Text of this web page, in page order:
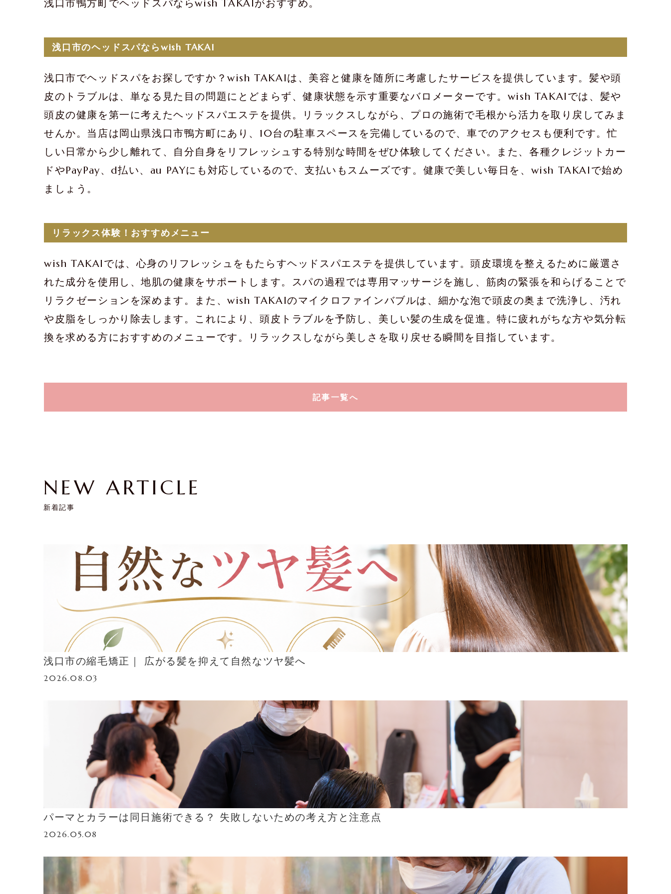
浅口市鴨方町でヘッドスパならwish TAKAIがおすすめ。
浅口市のヘッドスパならwish TAKAI
浅口市でヘッドスパをお探しですか？wish TAKAIは、美容と健康を随所に考慮したサービスを提供しています。髪や頭
皮のトラブルは、単なる見た目の問題にとどまらず、健康状態を示す重要なバロメーターです。wish TAKAIでは、髪や
頭皮の健康を第一に考えたヘッドスパエステを提供。リラックスしながら、プロの施術で毛根から活力を取り戻してみま
せんか。当店は岡山県浅口市鴨方町にあり、10台の駐車スペースを完備しているので、車でのアクセスも便利です。忙
しい日常から少し離れて、自分自身をリフレッシュする特別な時間をぜひ体験してください。また、各種クレジットカー
ドやPayPay、d払い、au PAYにも対応しているので、支払いもスムーズです。健康で美しい毎日を、wish TAKAIで始め
ましょう。
リラックス体験！おすすめメニュー
wish TAKAIでは、心身のリフレッシュをもたらすヘッドスパエステを提供しています。頭皮環境を整えるために厳選さ
れた成分を使用し、地肌の健康をサポートします。スパの過程では専用マッサージを施し、筋肉の緊張を和らげることで
リラクゼーションを深めます。また、wish TAKAIのマイクロファインバブルは、細かな泡で頭皮の奥まで洗浄し、汚れ
や皮脂をしっかり除去します。これにより、頭皮トラブルを予防し、美しい髪の生成を促進。特に疲れがちな方や気分転
換を求める方におすすめのメニューです。リラックスしながら美しさを取り戻せる瞬間を目指しています。
記事一覧へ
NEW ARTICLE
新着記事
浅口市の縮毛矯正｜ 広がる髪を抑えて自然なツヤ髪へ
2026.08.03
パーマとカラーは同日施術できる？ 失敗しないための考え方と注意点
2026.05.08